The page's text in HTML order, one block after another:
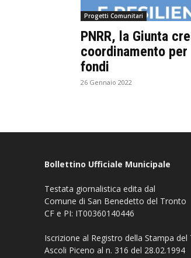
Progetti Comunitari
PNRR, la Giunta
coordinamento
fondi
26 Gennaio 2022
Bollettino Ufficiale Municipale
Testata giornalistica edita dal
Comune di San Benedetto del Tronto
CF e PI: IT00360140446
Iscrizione al Registro della Stampa del
Ascoli Piceno al n. 316 del 28.02.1994